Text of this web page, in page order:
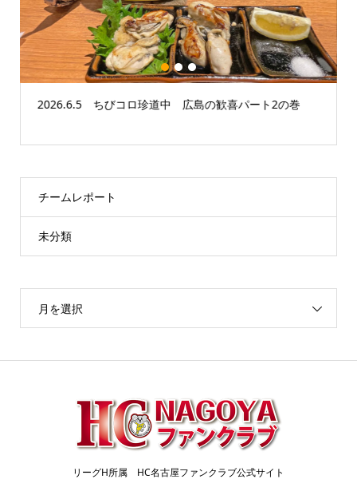
2026.6.5 ちびコロ珍道中 広島の歓喜パート2の巻
1 2 3
チームレポート
未分類
月を選択
リーグH所属 HC名古屋ファンクラブ公式サイト